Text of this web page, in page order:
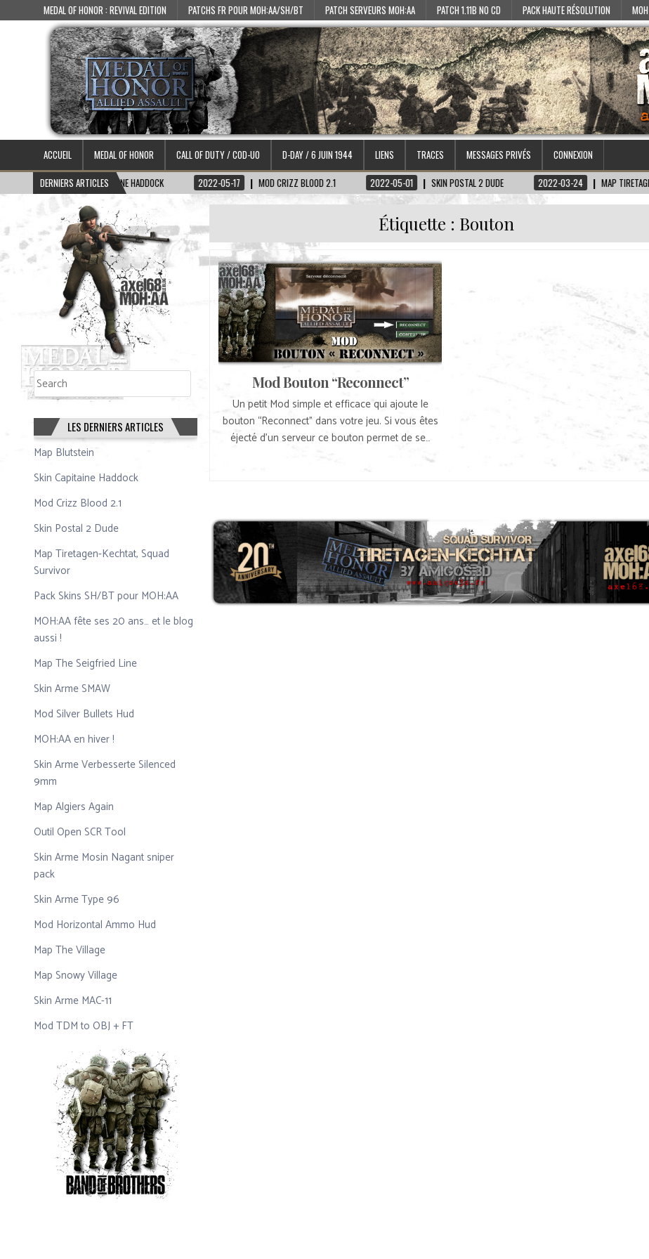
MEDAL OF HONOR : REVIVAL EDITION PATCHS FR POUR MOH:AA/SH/BT PATCH SERVEURS MOH:AA PATCH 1.11B NO CD PACK HAUTE RÉSOLUTION
ACCUEIL MEDAL OF HONOR CALL OF DUTY / COD-UO D-DAY / 6 JUIN 1944 LIENS TRACES MESSAGES PRIVÉS
CONNEXION
DERNIERS ARTICLES
SKIN CAPITAINE HADDOCK 2022-05-17 MOD CRIZZ BLOOD 2.1 2022-05-01 SKIN POSTAL 2 DUDE 2022-03-24 MAP TIRETAGEN-
Étiquette : Bouton
Mod Bouton “Reconnect”
Un petit Mod simple et efficace qui ajoute le
bouton “Reconnect” dans votre jeu. Si vous êtes
éjecté d’un serveur ce bouton permet de se…
Rechercher Rechercher
LES DERNIERS ARTICLES
Map Blutstein
Skin Capitaine Haddock
Mod Crizz Blood 2.1
Skin Postal 2 Dude
Map Tiretagen-Kechtat, Squad
Survivor
Pack Skins SH/BT pour MOH:AA
MOH:AA fête ses 20 ans… et le blog
aussi !
Map The Seigfried Line
Skin Arme SMAW
Mod Silver Bullets Hud
MOH:AA en hiver !
Skin Arme Verbesserte Silenced
9mm
Map Algiers Again
Outil Open SCR Tool
Skin Arme Mosin Nagant sniper
pack
Skin Arme Type 96
Mod Horizontal Ammo Hud
Map The Village
Map Snowy Village
Skin Arme MAC-11
Mod TDM to OBJ + FT